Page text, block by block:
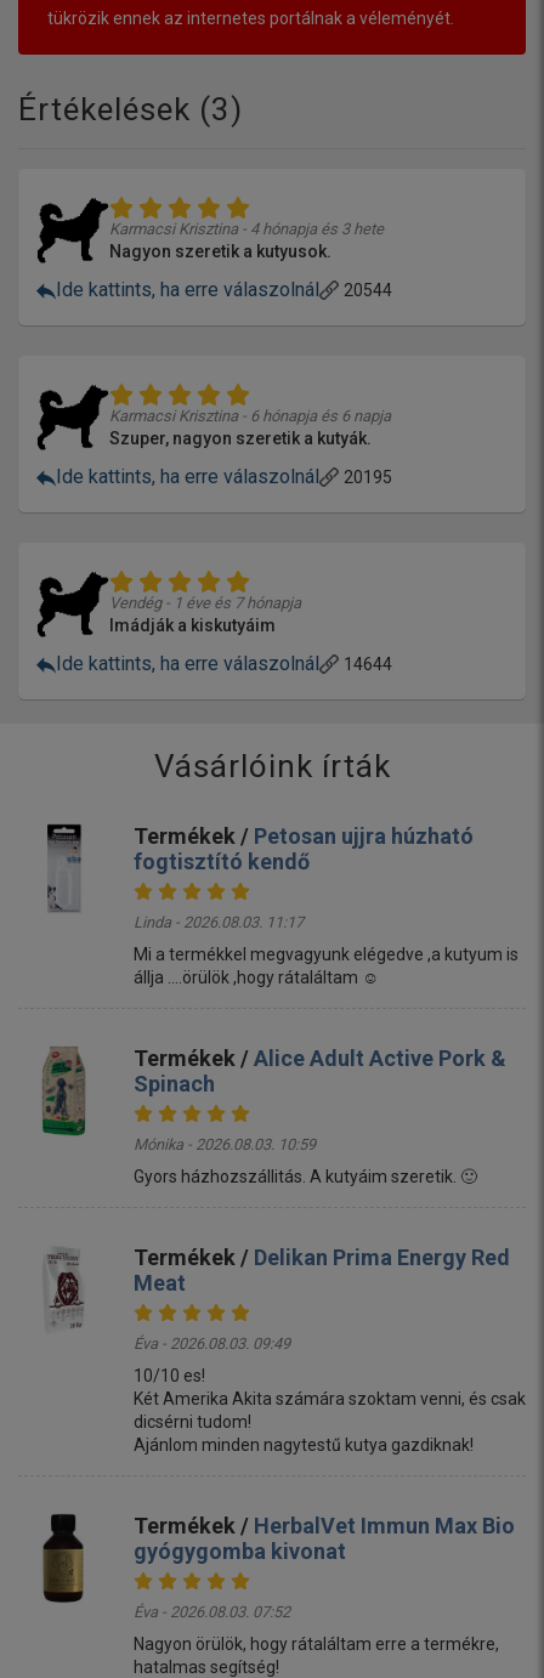
tükrözik ennek az internetes portálnak a véleményét.
Értékelések (3)
Karmacsi Krisztina - 4 hónapja és 3 hete
Nagyon szeretik a kutyusok.
Ide kattints, ha erre válaszolnál 20544
Karmacsi Krisztina - 6 hónapja és 6 napja
Szuper, nagyon szeretik a kutyák.
Ide kattints, ha erre válaszolnál 20195
Vendég - 1 éve és 7 hónapja
Imádják a kiskutyáim
Ide kattints, ha erre válaszolnál 14644
Vásárlóink írták
Termékek / Petosan ujjra húzható
fogtisztító kendő
Linda - 2026.08.03. 11:17
Mi a termékkel megvagyunk elégedve ,a kutyum is
állja ....örülök ,hogy rátaláltam ☺️
Termékek /Alice Adult Active Pork &
Spinach
Mónika - 2026.08.03. 10:59
Gyors házhozszállitás. A kutyáim szeretik. 🙂
Termékek / Delikan Prima Energy Red
Meat
Éva - 2026.08.03. 09:49
10/10 es!
Két Amerika Akita számára szoktam venni, és csak
dicsérni tudom!
Ajánlom minden nagytestű kutya gazdiknak!
Termékek / HerbalVet Immun Max Bio
gyógygomba kivonat
Éva - 2026.08.03. 07:52
Nagyon örülök, hogy rátaláltam erre a termékre,
hatalmas segítség!